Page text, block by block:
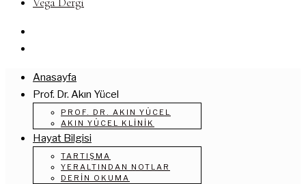
Anasayfa
Prof. Dr. Akın Yücel
PROF. DR. AKIN YÜCEL
AKIN YÜCEL KLINIK
Hayat Bilgisi
TARTIŞMA
YERALTINDAN NOTLAR
DERIN OKUMA